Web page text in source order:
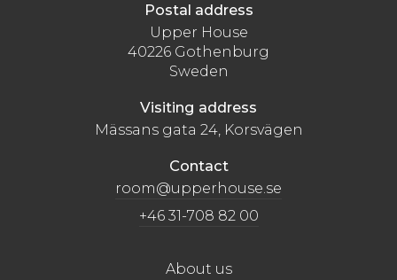
Postal address
Upper House
40226 Gothenburg
Sweden
Visiting address
Mässans gata 24, Korsvägen
Contact
room@upperhouse.se
+46 31-708 82 00
About us